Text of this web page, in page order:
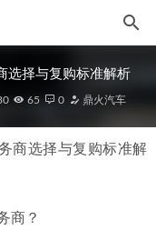
选择与复购标准解析
65 0 鼎火汽车
商选择与复购标准解
商？